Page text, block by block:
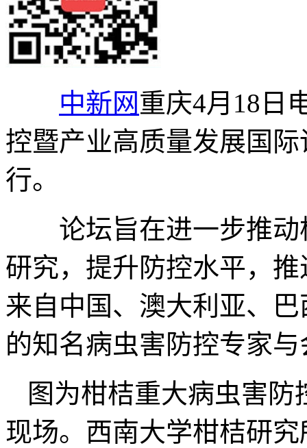
中新网重庆4月18日
控暨产业高质量发展国
行。
论坛旨在进一步推动
研究，提升防控水平，
来自中国、澳大利亚、
的知名病虫害防控专家与
图为柑桔重大病虫害
现场。西南大学柑桔研究